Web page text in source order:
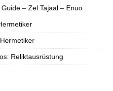
– Zel Tajaal – Enuo
Reliktausrüstung